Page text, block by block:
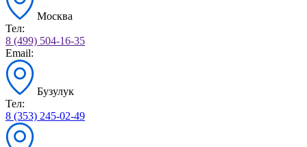
Москва
Тел:
8 (499) 504-16-35
Email:
Бузулук
Тел:
8 (353) 245-02-49